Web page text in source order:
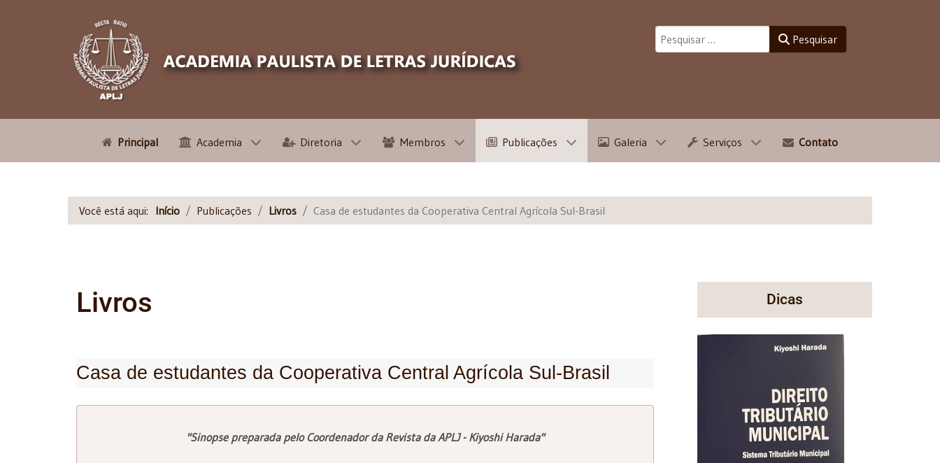
Pesquisar
Principal Academia Diretoria Membros Publicações Galeria Serviços Contato
Você está aqui: Início Publicações Livros Casa de estudantes da Cooperativa Central Agrícola Sul-Brasil
Livros
Casa de estudantes da Cooperativa Central Agrícola Sul-Brasil
"Sinopse preparada pelo Coordenador da Revista da APLJ - Kiyoshi Harada"
Dicas